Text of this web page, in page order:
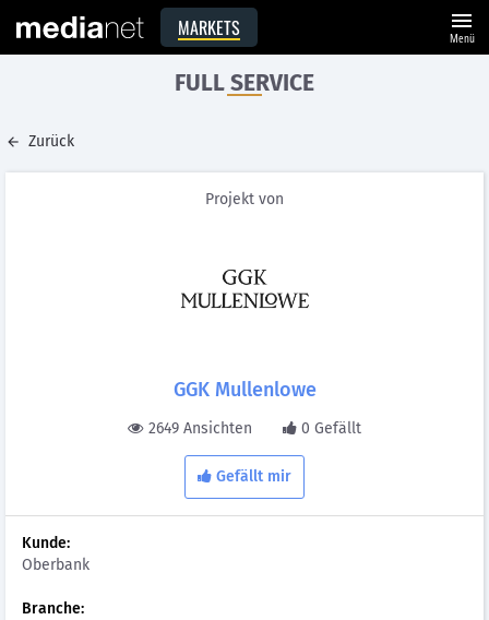
MARKETS menu
Menü
FULL SERVICE
Zurück
Projekt von
GGK Mullenlowe
2649 Ansichten 0 Gefällt
Gefällt mir
Kunde:
Oberbank
Branche: